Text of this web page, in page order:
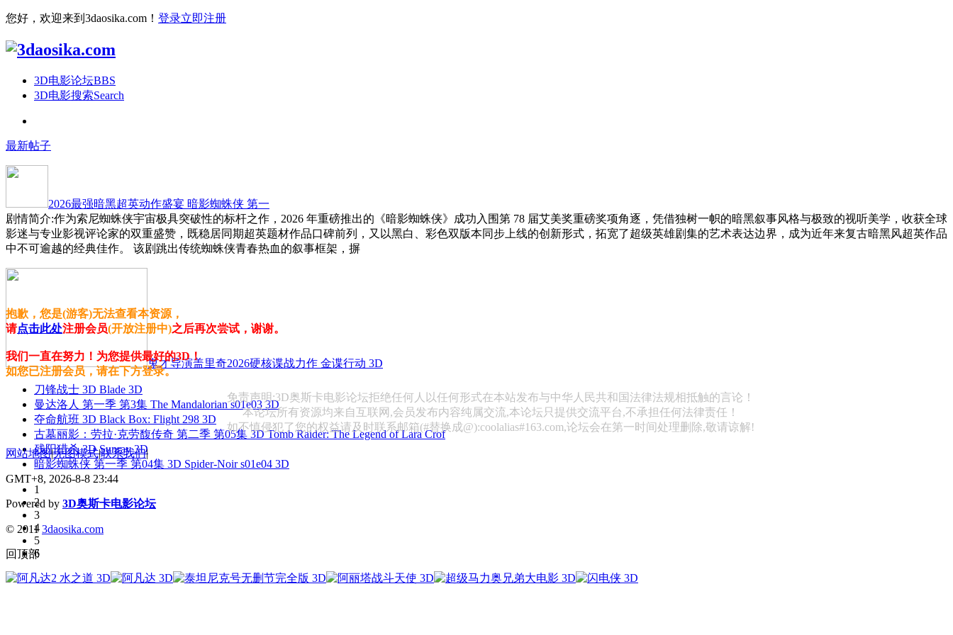
您好，欢迎来到3daosika.com！ 登录立即注册
3D电影论坛BBS
3D电影搜索Search
最新帖子
2026最强暗黑超英动作盛宴 暗影蜘蛛侠 第一
剧情简介:作为索尼蜘蛛侠宇宙极具突破性的标杆之作，2026 年重磅推出的《暗影蜘蛛侠》成功入围第 78 届艾美奖重磅奖项角逐，凭借独树一帜的暗黑叙事风格与极致的视听美学，收获全球
影迷与专业影视评论家的双重盛赞，既稳居同期超英题材作品口碑前列，又以黑白、彩色双版本同步上线的创新形式，拓宽了超级英雄剧集的艺术表达边界，成为近年来复古暗黑风超英作品
中不可逾越的经典佳作。 该剧跳出传统蜘蛛侠青春热血的叙事框架，摒
鬼才导演盖里奇2026硬核谍战力作 金谍行动 3D
刀锋战士 3D Blade 3D
曼达洛人 第一季 第3集 The Mandalorian s01e03 3D
夺命航班 3D Black Box: Flight 298 3D
古墓丽影：劳拉·克劳馥传奇 第二季 第05集 3D Tomb Raider: The Legend of Lara Crof
残阳猎杀 3D Sunray 3D
暗影蜘蛛侠 第一季 第04集 3D Spider-Noir s01e04 3D
1
2
3
4
5
6
抱歉，您是(游客)无法查看本资源，
请点击此处注册会员(开放注册中)之后再次尝试，谢谢。
我们一直在努力！为您提供最好的3D！
如您已注册会员，请在下方登录。
免责声明:3D奥斯卡电影论坛拒绝任何人以任何形式在本站发布与中华人民共和国法律法规相抵触的言论！
本论坛所有资源均来自互联网,会员发布内容纯属交流,本论坛只提供交流平台,不承担任何法律责任！
如不慎侵犯了您的权益请及时联系邮箱(#替换成@):coolalias#163.com,论坛会在第一时间处理删除,敬请谅解!
网站地图|无图模式|联系我们|
GMT+8, 2026-8-8 23:44
Powered by 3D奥斯卡电影论坛
© 20113daosika.com
回顶部